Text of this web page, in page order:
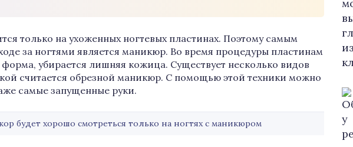
только на ухоженных ногтевых пластинах. Поэтому самым
за ногтями является маникюр. Во время процедуры пластинам
форма, убирается лишняя кожица. Существует несколько видов
считается обрезной маникюр. С помощью этой техники можно
самые запущенные руки.
будет хорошо смотреться только на ногтях с маникюром